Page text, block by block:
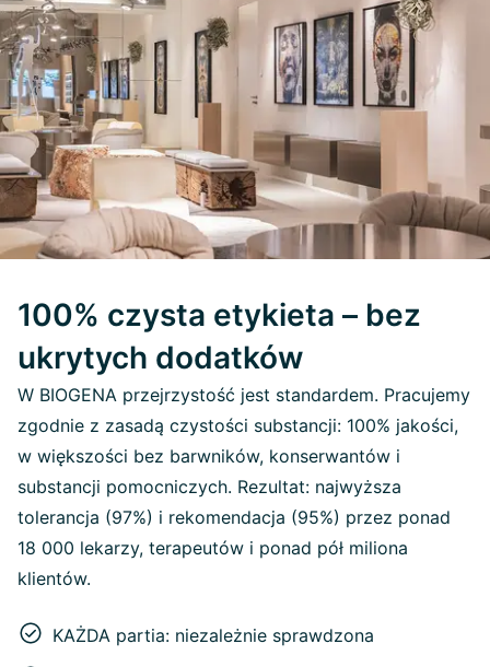
100% czysta etykieta – bez
ukrytych dodatków
W BIOGENA przejrzystość jest standardem. Pracujemy
zgodnie z zasadą czystości substancji: 100% jakości,
w większości bez barwników, konserwantów i
substancji pomocniczych. Rezultat: najwyższa
tolerancja (97%) i rekomendacja (95%) przez ponad
18 000 lekarzy, terapeutów i ponad pół miliona
klientów.
KAŻDA partia: niezależnie sprawdzona